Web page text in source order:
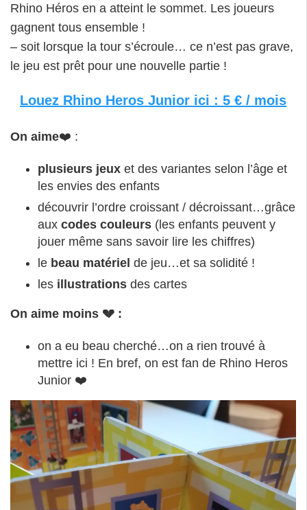
Rhino Héros en a atteint le sommet. Les joueurs
gagnent tous ensemble !
– soit lorsque la tour s’écroule… ce n’est pas grave,
le jeu est prêt pour une nouvelle partie !
Louez Rhino Heros Junior ici : 5 € / mois
On aime❤️ :
plusieurs jeux et des variantes selon l’âge et
les envies des enfants
découvrir l’ordre croissant / décroissant…grâce
aux codes couleurs (les enfants peuvent y
jouer même sans savoir lire les chiffres)
le beau matériel de jeu…et sa solidité !
les illustrations des cartes
On aime moins 💔 :
on a eu beau cherché…on a rien trouvé à
mettre ici ! En bref, on est fan de Rhino Heros
Junior ❤️